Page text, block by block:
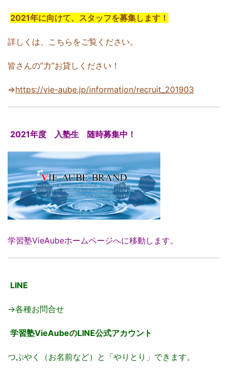
2021年に向けて、スタッフを募集します！
詳しくは、こちらをご覧ください。
皆さんの”力”お貸しください！
⇒https://vie-aube.jp/information/recruit_201903
2021年度 入塾生 随時募集中！
学習塾VieAubeホームページへに移動します。
LINE
→各種お問合せ
学習塾VieAubeのLINE公式アカウント
つぶやく（お名前など）と「やりとり」できます。